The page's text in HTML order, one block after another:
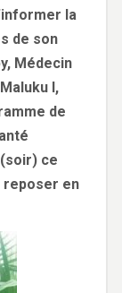
la
de son
Médecin
I,
de
ce
reposer en